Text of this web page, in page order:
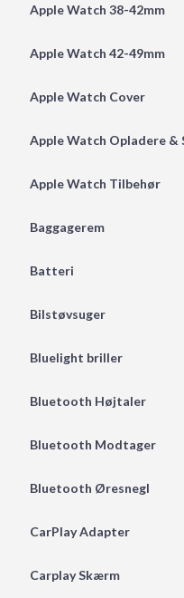
Apple Watch 38-42mm
Apple Watch 42-49mm
Apple Watch Cover
Apple Watch Opladere &
Apple Watch Tilbehør
Baggagerem
Batteri
Bilstøvsuger
Bluelight briller
Bluetooth Højtaler
Bluetooth Modtager
Bluetooth Øresnegl
CarPlay Adapter
Carplay Skærm